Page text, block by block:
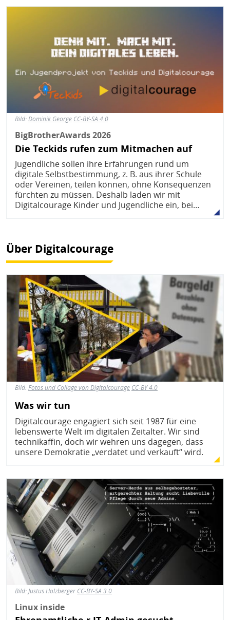
Bild
Bild:Dominik George CC-BY-SA 4.0
BigBrotherAwards 2026
Die Teckids rufen zum Mitmachen auf
Jugendliche sollen ihre Erfahrungen rund um
digitale Selbstbestimmung, z. B. aus ihrer Schule
oder Vereinen, teilen können, ohne Konsequenzen
fürchten zu müssen. Deshalb laden wir mit
Digitalcourage Kinder und Jugendliche ein, bei…
Über Digitalcourage
Bild
Bild:Fotos und Collage von Digitalcourage CC-BY 4.0
Was wir tun
Digitalcourage engagiert sich seit 1987 für eine
lebenswerte Welt im digitalen Zeitalter. Wir sind
technikaffin, doch wir wehren uns dagegen, dass
unsere Demokratie „verdatet und verkauft“ wird.
Bild
Bild:Justus Holzberger CC-BY-SA 3.0
Linux inside